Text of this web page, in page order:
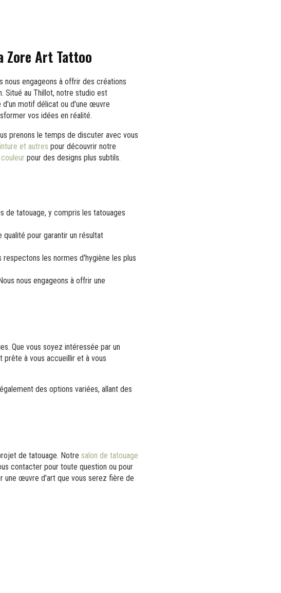
Zore Art Tattoo
nous engageons à offrir des créations
Situé au Thillot, notre studio est
d'un motif délicat ou d'une œuvre
vos idées en réalité.
prenons le temps de discuter avec vous
et autres pour découvrir notre
pour des designs plus subtils.
de tatouage, y compris les tatouages
pour garantir un résultat
les normes d'hygiène les plus
nous engageons à offrir une
Que vous soyez intéressée par un
prête à vous accueillir et à vous
des options variées, allant des
de tatouage. Notre salon de tatouage
contacter pour toute question ou pour
une œuvre d'art que vous serez fière de